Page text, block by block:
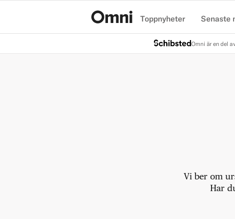
Toppnyheter Senaste
Omni är en del
Vi ber om
Har